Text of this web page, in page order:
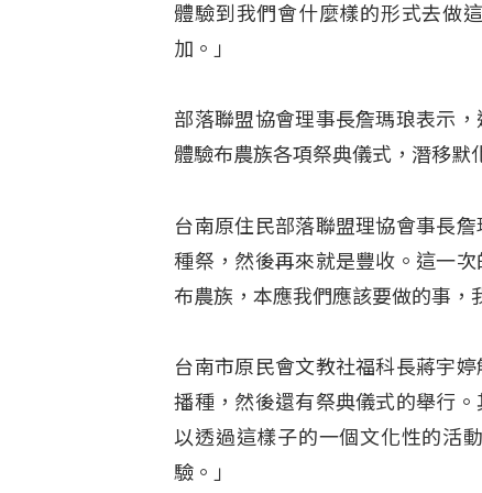
體驗到我們會什麼樣的形式去做
加。」
部落聯盟協會理事長詹瑪琅表示
體驗布農族各項祭典儀式，潛移默
台南原住民部落聯盟理協會事長
種祭，然後再來就是豐收。這一
布農族，本應我們應該要做的事，
台南市原民會文教社福科長蔣宇
播種，然後還有祭典儀式的舉行
以透過這樣子的一個文化性的活
驗。」